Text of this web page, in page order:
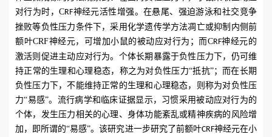
对行为时，CRF神经元活性增强。在悬尾、强迫游泳和社交竞争
挫败等负性压力条件下，采用化学遗传学方法凋亡或抑制内侧前
额叶CRF神经元，可增加小鼠的被动应对行为；而CRF神经元的
激活则促进主动应对行为。个体长期暴露于负性压力下，仍可维
持正常的生理和心理稳态，称之为对负性压力“抵抗”；而在长期
负性压力下，不能维持正常的生理和心理稳态，则称为对负性压
力“易感”。流行病学和临床证据显示，习惯采用被动应对行为的
个体，发生压力相关的心理、身体功能紊乱或精神疾病的风险增
加，即所谓的“易感”。该研究进一步研究了前额叶CRF神经元在小